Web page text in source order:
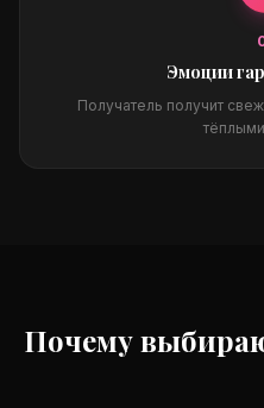
Эмоции
Получатель получит
Почему